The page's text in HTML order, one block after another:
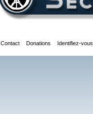
Contact Donations Identifiez-vous